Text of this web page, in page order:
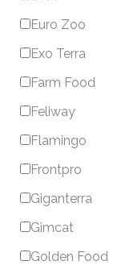
Euro Zoo
Exo Terra
Farm Food
Feliway
Flamingo
Frontpro
Giganterra
Gimcat
Golden Food